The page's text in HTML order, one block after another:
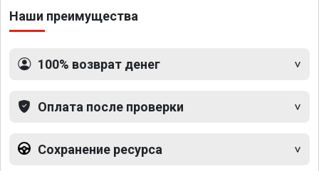
Наши преимущества
100% возврат денег
Оплата после проверки
Сохранение ресурса